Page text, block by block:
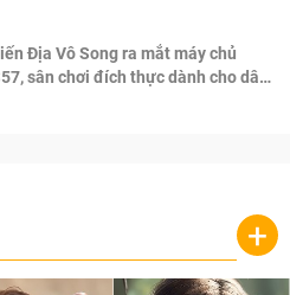
Địa Vô Song ra mắt máy chủ
sân chơi đích thực dành cho dân
+